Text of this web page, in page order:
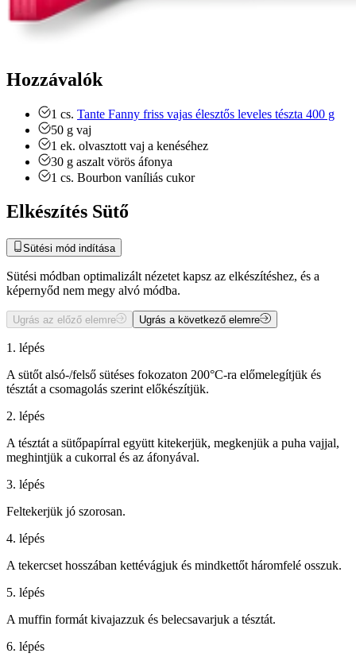
Hozzávalók
1 cs. Tante Fanny friss vajas élesztős leveles tészta 400 g
50 g vaj
1 ek. olvasztott vaj a kenéséhez
30 g aszalt vörös áfonya
1 cs. Bourbon vaníliás cukor
Elkészítés Sütő
Sütési mód indítása
Sütési módban optimalizált nézetet kapsz az elkészítéshez, és a
képernyőd nem megy alvó módba.
Ugrás az előző elemre Ugrás a következő elemre
1. lépés
A sütőt alsó-/felső sütéses fokozaton 200°C-ra előmelegítjük és
tésztát a csomagolás szerint előkészítjük.
2. lépés
A tésztát a sütőpapírral együtt kitekerjük, megkenjük a puha vajjal,
meghintjük a cukorral és az áfonyával.
3. lépés
Feltekerjük jó szorosan.
4. lépés
A tekercset hosszában kettévágjuk és mindkettőt háromfelé osszuk.
5. lépés
A muffin formát kivajazzuk és belecsavarjuk a tésztát.
6. lépés